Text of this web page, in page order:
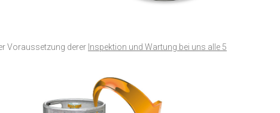
Voraussetzung derer Inspektion und Wartung bei uns alle 5